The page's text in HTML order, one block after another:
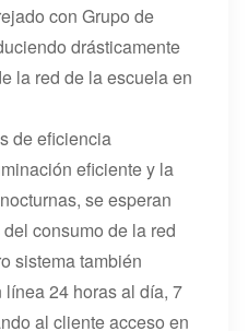
con Grupo de
drásticamente
la red de la escuela en
de eficiencia
eficiente y la
se esperan
consumo de la red
sistema también
24 horas al día, 7
al cliente acceso en